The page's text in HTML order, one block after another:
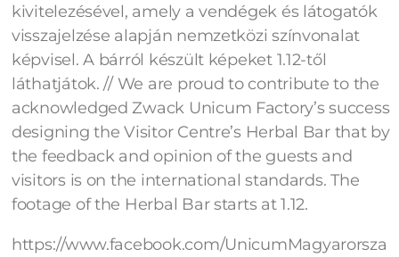
kivitelezésével, amely a vendégek és látogatók
visszajelzése alapján nemzetközi színvonalat
képvisel. A bárról készült képeket 1.12-től
láthatjátok. // We are proud to contribute to the
acknowledged Zwack Unicum Factory’s success
designing the Visitor Centre’s Herbal Bar that by
the feedback and opinion of the guests and
visitors is on the international standards. The
footage of the Herbal Bar starts at 1.12.
https://www.facebook.com/UnicumMagyarorsza